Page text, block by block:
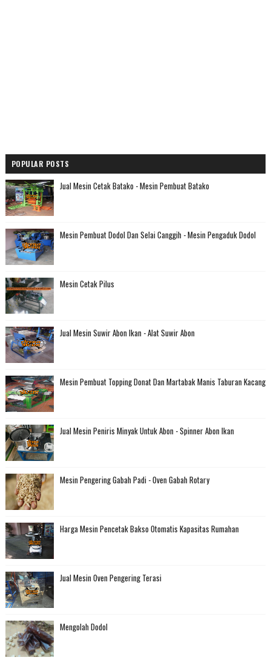
POPULAR POSTS
Jual Mesin Cetak Batako - Mesin Pembuat Batako
Mesin Pembuat Dodol Dan Selai Canggih - Mesin Pengaduk Dodol
Mesin Cetak Pilus
Jual Mesin Suwir Abon Ikan - Alat Suwir Abon
Mesin Pembuat Topping Donat Dan Martabak Manis Taburan Kacang
Jual Mesin Peniris Minyak Untuk Abon - Spinner Abon Ikan
Mesin Pengering Gabah Padi - Oven Gabah Rotary
Harga Mesin Pencetak Bakso Otomatis Kapasitas Rumahan
Jual Mesin Oven Pengering Terasi
Mengolah Dodol